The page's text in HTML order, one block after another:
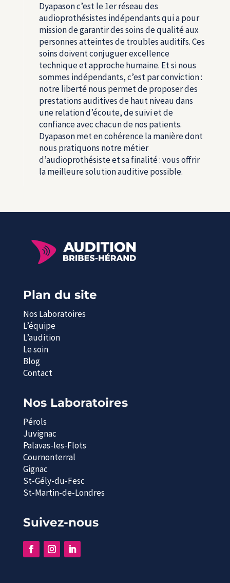
Dyapason c’est le 1erréseau des
audioprothésistes indépendants qui a pour
mission de garantir des soins de qualité aux
personnes atteintes de troubles auditifs. Ces
soins doivent conjuguer excellence
technique et approche humaine. Et si nous
sommes indépendants, c’est par conviction :
notre liberté nous permet de proposer des
prestations auditives de haut niveau dans
une relation d’écoute, de suivi et de
confiance avec chacun de nos patients.
Dyapason met en cohérence la manière dont
nous pratiquons notre métier
d’audioprothésiste et sa finalité : vous offrir
la meilleure solution auditive possible.
Plan du site
Nos Laboratoires
L’équipe
L’audition
Le soin
Blog
Contact
Nos Laboratoires
Pérols
Juvignac
Palavas-les-Flots
Cournonterral
Gignac
St-Gély-du-Fesc
St-Martin-de-Londres
Suivez-nous